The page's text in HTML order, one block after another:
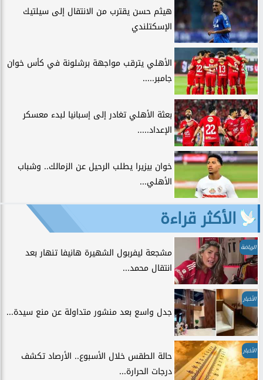
هيثم حسن يقترب من الانتقال إلى سيلتيك
الإسكتلندي
الأهلي يترقب مواجهة برشلونة في كأس خوان
جامبر.....
بعثة الأهلي تغادر إلى إسبانيا لبدء معسكر
الإعداد.....
خوان بيزيرا يطلب الرحيل عن الزمالك.. وشباب
الأهلي...
الأكثر قراءة
الرياضة
مشجعة ليفربول الشهيرة هانيفا تنهار بعد
انتقال محمد...
الأخبار
جدل واسع بعد منشور متداولة عن منع سيدة...
الأخبار
حالة الطقس خلال الأسبوع.. الأرصاد تكشف
درجات الحرارة...